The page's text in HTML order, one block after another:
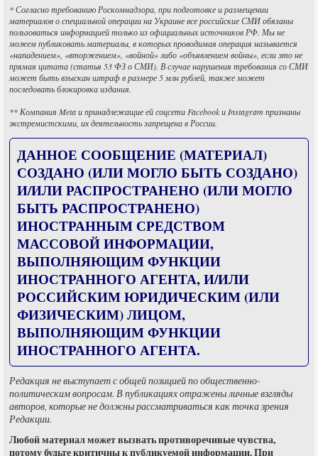
* Согласно требованию Роскомнадзора, при подготовке и размещении
материалов о специальной операции на Украине все российские СМИ обязаны
пользоваться информацией только из официальных источников РФ. Мы не
можем публиковать материалы, в которых проводимая операция называется
«нападением», «вторжением», «войной» либо «объявлением войны», если это не
прямая цитата (статья 53 ФЗ о СМИ). В случае нарушения требования со СМИ
может быть взыскан штраф в размере 5 млн рублей, также может
последовать блокировка издания.
** Компания Meta и принадлежащие ей соцсети Facebook и Instagram признаны
экстремистскими, их деятельность запрещена в России.
ДАННОЕ СООБЩЕНИЕ (МАТЕРИАЛ)
СОЗДАНО (ИЛИ МОГЛО БЫТЬ СОЗДАНО)
И/ИЛИ РАСПРОСТРАНЕНО (ИЛИ МОГЛО
БЫТЬ РАСПРОСТРАНЕНО)
ИНОСТРАННЫМ СРЕДСТВОМ
МАССОВОЙ ИНФОРМАЦИИ,
ВЫПОЛНЯЮЩИМ ФУНКЦИИ
ИНОСТРАННОГО АГЕНТА, И/ИЛИ
РОССИЙСКИМ ЮРИДИЧЕСКИМ (ИЛИ
ФИЗИЧЕСКИМ) ЛИЦОМ,
ВЫПОЛНЯЮЩИМ ФУНКЦИИ
ИНОСТРАННОГО АГЕНТА.
Редакция не выступает с общей позицией по общественно-
политическим вопросам. В публикациях отражены личные взгляды
авторов, которые не должны рассматриваться как точка зрения
Редакции.
Любой материал может вызвать противоречивые чувства,
потому будьте критичны к публикуемой информации. При